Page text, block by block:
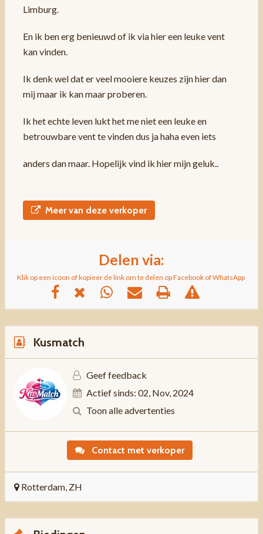
Limburg.
En ik ben erg benieuwd of ik via hier een leuke vent
kan vinden.
Ik denk wel dat er veel mooiere keuzes zijn hier dan
mij maar ik kan maar proberen.
Ik het echte leven lukt het me niet een leuke en
betrouwbare vent te vinden dus ja haha even iets
anders dan maar. Hopelijk vind ik hier mijn geluk..
Meer van deze verkoper
Delen via:
Klik op een icoon of kopieer de link om te delen op Facebook of WhatsApp
Kusmatch
Geef feedback
Actief sinds: 02, Nov, 2024
Toon alle advertenties
Contact met verkoper
Rotterdam, ZH